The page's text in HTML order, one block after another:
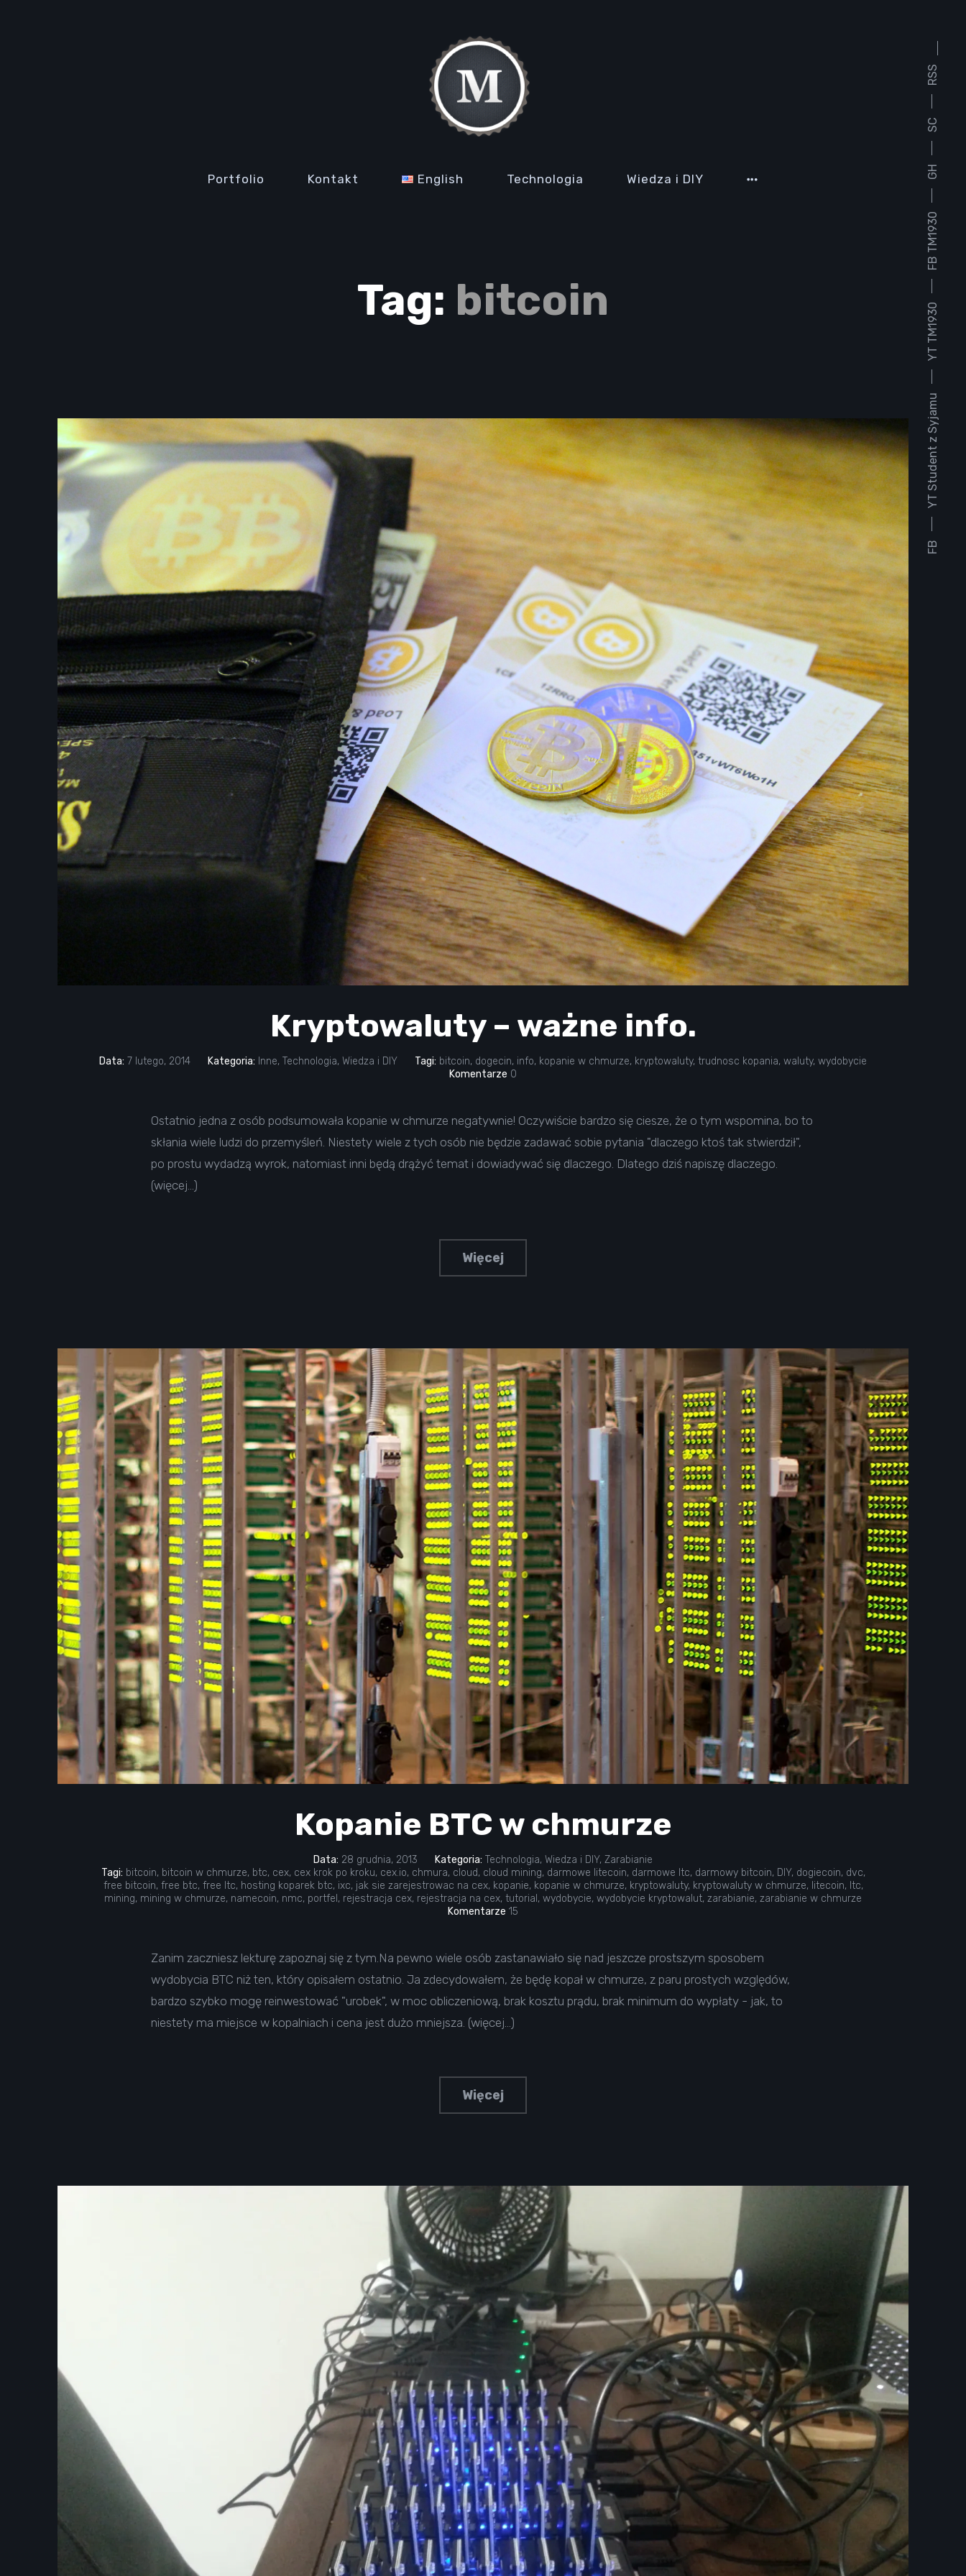
Portfolio Kontakt English Technologia Wiedza i DIY
FB
YT Student z Syjamu
YT TM1930
FB TM1930
GH
SC
RSS
Tag: bitcoin
Kryptowaluty – ważne info.
Data: 7 lutego, 2014 Kategoria: Inne, Technologia, Wiedza i DIY Tagi: bitcoin, dogecin, info, kopanie w chmurze, kryptowaluty, trudnosc kopania, waluty, wydobycie
Komentarze 0
Ostatnio jedna z osób podsumowała kopanie w chmurze negatywnie! Oczywiście bardzo się ciesze, że o tym wspomina, bo to
skłania wiele ludzi do przemyśleń. Niestety wiele z tych osób nie będzie zadawać sobie pytania "dlaczego ktoś tak stwierdził",
po prostu wydadzą wyrok, natomiast inni będą drążyć temat i dowiadywać się dlaczego. Dlatego dziś napiszę dlaczego.
(więcej…)
Więcej
Kopanie BTC w chmurze
Data: 28 grudnia, 2013 Kategoria: Technologia, Wiedza i DIY, Zarabianie
Tagi: bitcoin, bitcoin w chmurze, btc, cex, cex krok po kroku, cex.io, chmura, cloud, cloud mining, darmowe litecoin, darmowe ltc, darmowy bitcoin, DIY, dogiecoin, dvc,
free bitcoin, free btc, free ltc, hosting koparek btc, ixc, jak sie zarejestrowac na cex, kopanie, kopanie w chmurze, kryptowaluty, kryptowaluty w chmurze, litecoin, ltc,
mining, mining w chmurze, namecoin, nmc, portfel , rejestracja cex, rejestracja na cex, tutorial , wydobycie, wydobycie kryptowalut, zarabianie, zarabianie w chmurze
Komentarze 15
Zanim zaczniesz lekturę zapoznaj się z tym.Na pewno wiele osób zastanawiało się nad jeszcze prostszym sposobem
wydobycia BTC niż ten, który opisałem ostatnio. Ja zdecydowałem, że będę kopał w chmurze, z paru prostych względów,
bardzo szybko mogę reinwestować "urobek", w moc obliczeniową, brak kosztu prądu, brak minimum do wypłaty - jak, to
niestety ma miejsce w kopalniach i cena jest dużo mniejsza. (więcej…)
Więcej